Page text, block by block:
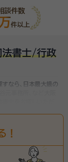
談件数
件以上
法書士/行政
なら、日本最大級の
士をお探しいただ
！